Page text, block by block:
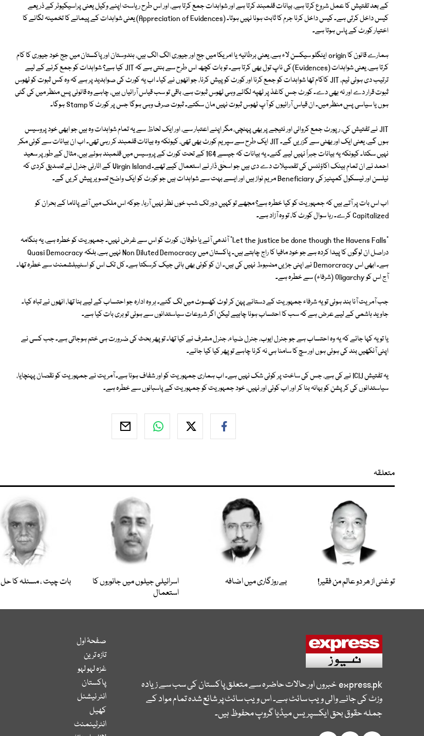
کے بعد تفتیش کا عمل شروع کرتا ہے، بیانات قلمبند کرتا ہے اور شواہدات جمع کرتا ہے، اور اس طرح ریاست اپنے وکیل یعنی پراسیکیوٹر کے ذریعے
کیس داخل کرتی ہے۔ کیس داخل کرنا جرم کا ثابت ہونا نہیں ہوتا۔ (Appreciation of Evidences) یعنی شواہدات کے پیمانے کا تخمینہ لگانے کا
اختیار کورٹ کے پاس ہوتا ہے۔
ہمارے قانون کا origin اینگلو سیکسن لاء ہے، یعنی برطانیہ یا امریکا میں جج اور جیوری الگ الگ ہیں، ہندوستان اور پاکستان میں جج خود جیوری کا کام
کرتا ہے، یعنی شواہدات (Evidences) کی ناپ تول بھی کرتا ہے۔ تو بات کچھ اس طرح سے بنتی ہے کہ JIT کیا ہے؟ شواہدات کو جمع کرنے کے لیے
ترتیب دی ہوئی ٹیم، JIT کاکام تھا شواہدات کو جمع کرنا اور کورٹ کو پیش کرنا، جو انھوں نے کیا۔ اب یہ کورٹ کی صوابدید پر ہے کہ وہ کس ثبوت کو ٹھوس
ثبوت قرار دے اور نہ بھی دے۔ کورٹ جس کاغذ پر ٹھپہ لگائے وہی ٹھوس ثبوت ہے، باقی تو سب قیاس آرائیاں ہیں، چاہے وہ قانونی پسِ منظر میں کی گئی
ہوں یا سیاسی پسِ منظر میں۔ ان قیاس آرائیوں کو آپ ٹھوس ثبوت نہیں مان سکتے۔ ثبوت صرف وہی ہوگا جس پر کورٹ کا Stamp ہوگا۔
JIT نے تفتیش کی، رپورٹ جمع کروائی اور نتیجے پر بھی پہنچی، مگر اپنے اعتبار سے، اور ایک لحاظ سے یہ تمام شواہدات وہ ہیں جو ابھی خود پروسیس
ہوں گے، یعنی ایک اور بھٹی سے گزریں گے۔ JIT ایک طرح سے سپریم کورٹ بھی تھی، کیونکہ وہ بیانات قلمبند کر رہی تھی۔ اب ان بیانات سے کوئی مکر
نہیں سکتا۔ کیونکہ یہ بیانات جبراً نہیں لیے گئے۔ یہ بیانات کہ جیسے 164 کے تحت کورٹ کے پروسیس میں قلمبند ہوئے ہیں، مثال کے طور پر سعید
احمد نے ان تمام بینک اکاؤنٹس کی تفصیلات دے دی ہیں جو اسحٰق ڈار نے استعمال کیے تھے۔ Virgin Island کے اٹارنی جنرل نے تصدیق کردی کہ
نیلسن اور نیسکول کمپنیز کی Beneficiary مریم نواز ہیں اور ایسے بہت سے شواہدات ہیں جو کورٹ کو ایک واضح تصویر پیش کریں گے۔
اب اس بات پر آتے ہیں کہ جمہوریت کو کیا خطرہ ہے؟ مجھے تو کہیں دور تک شب خوں نظر نہیں آرہا، جوکہ اس ملک میں آئے پاناما کے بحران کو
Capitalized کرے۔ رہا سوال کورٹ کا، تو وہ آزاد ہے۔
"Let the justice be done though the Havens Falls" آندھی آئے یا طوفان، کورٹ کو اس سے غرض نہیں۔ جمہوریت کو خطرہ ہے، یہ ہنگامہ
دراصل ان لوگوں کا پیدا کردہ ہے جو خود مافیا کا راج چاہتے ہیں۔ پاکستان میں Non Diluted Democracy نہیں ہے، بلکہ Quasi Democracy
ہے۔ ابھی اس Demorcracy نے اپنی جڑیں مضبوط نہیں کی ہیں۔ ان کو کوئی بھی ہائی جیک کرسکتا ہے۔ کل تک اس کو اسٹیبلشمنٹ سے خطرہ تھا۔
آج اس کو Oligarchy (شرفاء) سے خطرہ ہے۔
جب آمریت آنا بند ہوئی تو یہ شرفاء جمہوریت کے دستانے پہن کر لوٹ کھسوٹ میں لگ گئے۔ ہر وہ ادارہ جو احتساب کے لیے بنا تھا، انھوں نے تباہ کیا۔
جاوید ہاشمی کے لیے عرض ہے کہ سب کا احتساب ہونا چاہیے لیکن اگر شروعات سیاستدانوں سے ہوئی تو بری بات کیا ہے۔
یا تو یہ کہا جائے کہ یہ وہ احتساب ہے جو جنرل ایوب، جنرل ضیاء، جنرل مشرف نے کیا تھا۔ تو پھر بحث کی ضرورت ہی ختم ہوجاتی ہے۔ جب کسی نے
اپنی آنکھیں بند کی ہوئی ہوں اور سچ کا سامنا ہی نہ کرنا چاہے تو پھر کیا کیا جائے۔
یہ تفتیش ICIJ نے کی ہے، جس کی ساخت پر کوئی شک نہیں ہے۔ اب ہماری جمہوریت کو اور شفاف ہونا ہے۔ آمریت نے جمہوریت کو نقصان پہنچایا،
سیاستدانوں کی کرپشن کو بہانہ بنا کر اور اب کوئی اور نہیں، خود جمہوریت کو جمہوریت کے پاسبانوں سے خطرہ ہے۔
متعلقہ
تو غنی از ھر دو عالم من فقیر! بے روزگاری میں اضافہ
اسرائیلی جیلوں میں جانوروں کا
استعمال
بات چیت ، مسئلہ کا حل
express.pkخبروں اور حالات حاضرہ سے متعلق پاکستان کی سب سے زیادہ
وزٹ کی جانے والی ویب سائٹ ہے۔ اس ویب سائٹ پر شائع شدہ تمام مواد کے
جملہ حقوق بحق ایکسپریس میڈیا گروپ محفوظ ہیں۔
صفحۂ اول
تازہ ترین
غزہ لہو لہو
پاکستان
انٹر نیشنل
کھیل
انٹرٹینمنٹ